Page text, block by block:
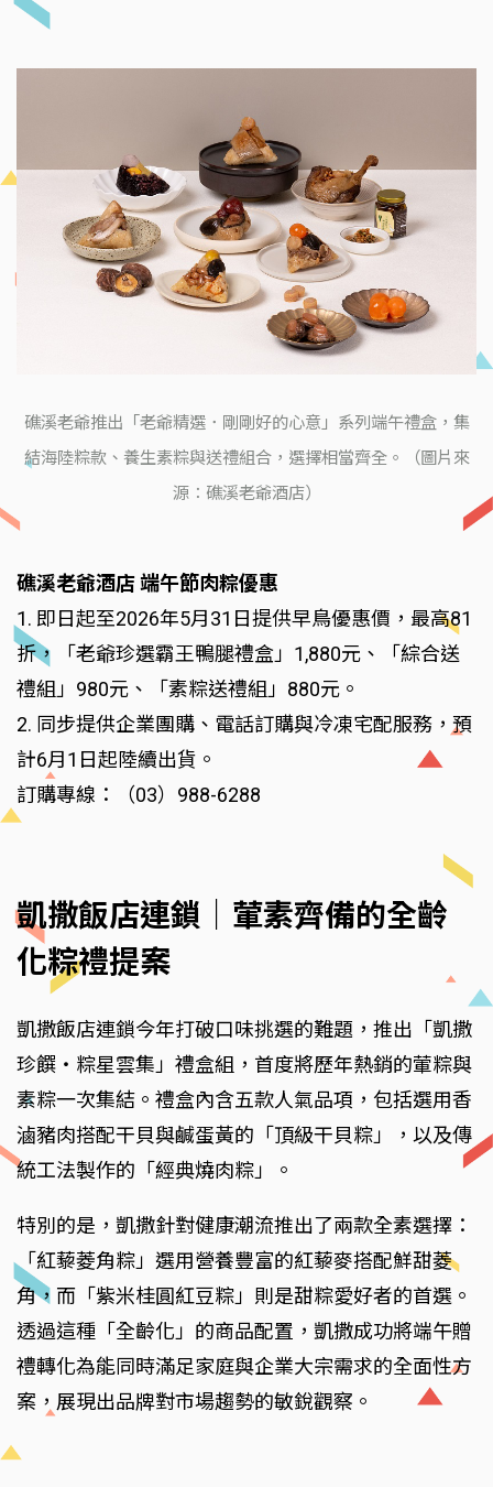
礁溪老爺推出「老爺精選．剛剛好的心意」系列端午禮盒，集
結海陸粽款、養生素粽與送禮組合，選擇相當齊全。（圖片來
源：礁溪老爺酒店）
礁溪老爺酒店 端午節肉粽優惠
1. 即日起至2026年5月31日提供早鳥優惠價，最高81
折，「老爺珍選霸王鴨腿禮盒」1,880元、「綜合送
禮組」980元、「素粽送禮組」880元。
2. 同步提供企業團購、電話訂購與冷凍宅配服務，預
計6月1日起陸續出貨。
訂購專線：（03）988-6288
凱撒飯店連鎖｜葷素齊備的全齡
化粽禮提案
凱撒飯店連鎖今年打破口味挑選的難題，推出「凱撒
珍饌・粽星雲集」禮盒組，首度將歷年熱銷的葷粽與
素粽一次集結。禮盒內含五款人氣品項，包括選用香
滷豬肉搭配干貝與鹹蛋黃的「頂級干貝粽」，以及傳
統工法製作的「經典燒肉粽」。
特別的是，凱撒針對健康潮流推出了兩款全素選擇：
「紅藜菱角粽」選用營養豐富的紅藜麥搭配鮮甜菱
角，而「紫米桂圓紅豆粽」則是甜粽愛好者的首選。
透過這種「全齡化」的商品配置，凱撒成功將端午贈
禮轉化為能同時滿足家庭與企業大宗需求的全面性方
案，展現出品牌對市場趨勢的敏銳觀察。